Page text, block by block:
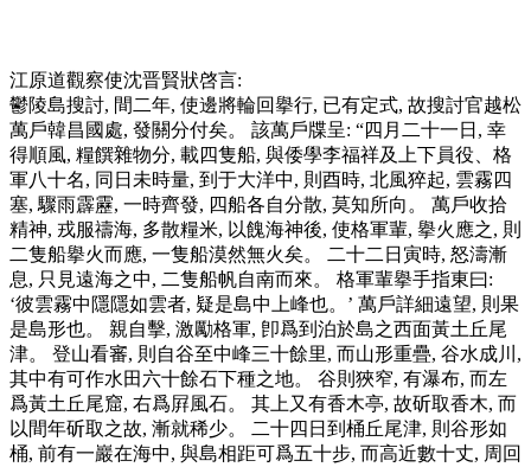
江原道觀察使沈晋賢狀啓言:
鬱陵島搜討, 間二年, 使邊將輪回擧行, 已有定式, 故搜討官越松
萬戶韓昌國處, 發關分付矣。 該萬戶牒呈: “四月二十一日, 幸
得順風, 糧饌雜物分, 載四隻船, 與倭學李福祥及上下員役、格
軍八十名, 同日未時量, 到于大洋中, 則酉時, 北風猝起, 雲霧四
塞, 驟雨霹靂, 一時齊發, 四船各自分散, 莫知所向。 萬戶收拾
精神, 戎服禱海, 多散糧米, 以餽海神後, 使格軍輩, 擧火應之, 則
二隻船擧火而應, 一隻船漠然無火矣。 二十二日寅時, 怒濤漸
息, 只見遠海之中, 二隻船帆自南而來。 格軍輩擧手指東曰:
‘彼雲霧中隱隱如雲者, 疑是島中上峰也。’ 萬戶詳細遠望, 則果
是島形也。 親自擊, 激勵格軍, 卽爲到泊於島之西面黃土丘尾
津。 登山看審, 則自谷至中峰三十餘里, 而山形重疊, 谷水成川,
其中有可作水田六十餘石下種之地。 谷則狹窄, 有瀑布, 而左
爲黃土丘尾窟, 右爲屛風石。 其上又有香木亭, 故斫取香木, 而
以間年斫取之故, 漸就稀少。 二十四日到桶丘尾津, 則谷形如
桶, 前有一巖在海中, 與島相距可爲五十步, 而高近數十丈, 周回